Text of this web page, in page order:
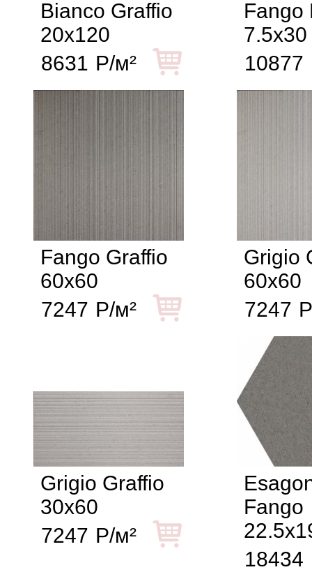
Bianco Graffio
20x120
8631 Р/м²
Fango
7.5x30
10877
Fango Graffio
60x60
7247 Р/м²
Grigio
60x60
7247
Grigio Graffio
30x60
7247 Р/м²
Fango
18434